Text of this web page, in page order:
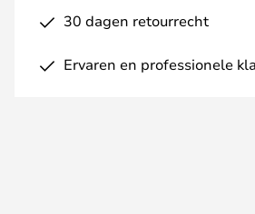
30 dagen retourrecht
Ervaren en professionele